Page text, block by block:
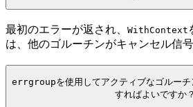
最初のエラーが返され、 WithContext
は、他のゴルーチンがキャンセル信
errgroupを使用してアクティブなゴルー
すればよいですか？